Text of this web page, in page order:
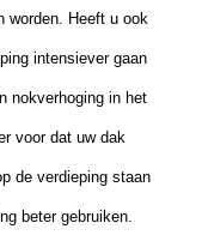
worden. Heeft u ook
intensiever gaan
nokverhoging in het
voor dat uw dak
de verdieping staan
beter gebruiken.